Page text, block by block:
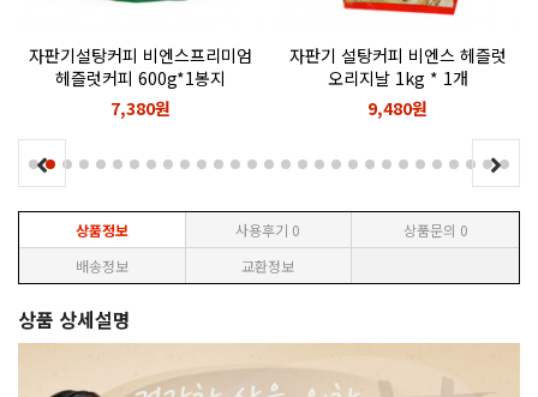
자판기설탕커피 비엔스프리미엄
헤즐럿커피 600g*1봉지
7,380원
자판기 설탕커피 비엔스 헤즐럿
오리지날 1kg * 1개
9,480원
상품정보 사용후기 0 상품문의 0
배송정보
교환정보
상품 상세설명